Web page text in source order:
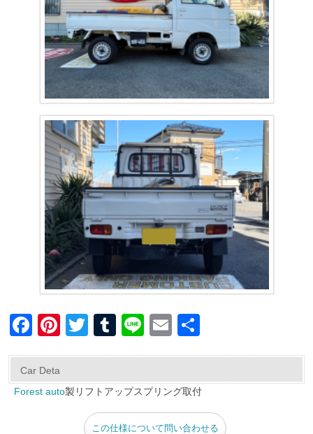
F
c
e
Pi
er
e
T
tt
er
T
m
bl
r
Li
e
E
ail
Car Deta
Forest auto製リフトアップスプリング取付
この仕様について問い合わせる